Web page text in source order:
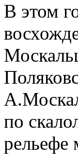
В этом
по
рельефе